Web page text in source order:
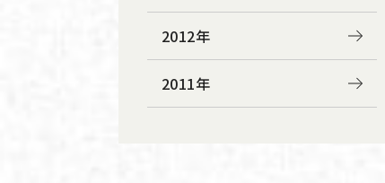
2012年
2011年